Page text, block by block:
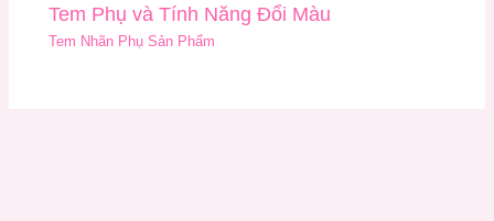
Tem Phụ và Tính Năng Đổi Màu
Tem Nhãn Phụ Sản Phẩm